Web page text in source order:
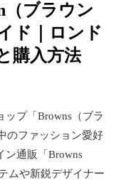
（ブラウン
ド｜ロンド
購入方法
ップ「Browns（ブラ
のファッション愛好
ン通販「Browns
ムや新鋭デザイナー